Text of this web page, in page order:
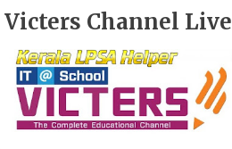
Victers Channel Live